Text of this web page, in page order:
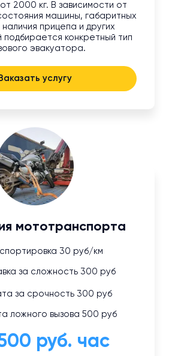
2000 кг. В зависимости от
машины, габаритных
прицепа и других
конкретный тип
эвакуатора.
Заказать услугу
мототранспорта
30 руб/км
за сложность 300 руб
за срочность 300 руб
ложного вызова 500 руб
руб. час